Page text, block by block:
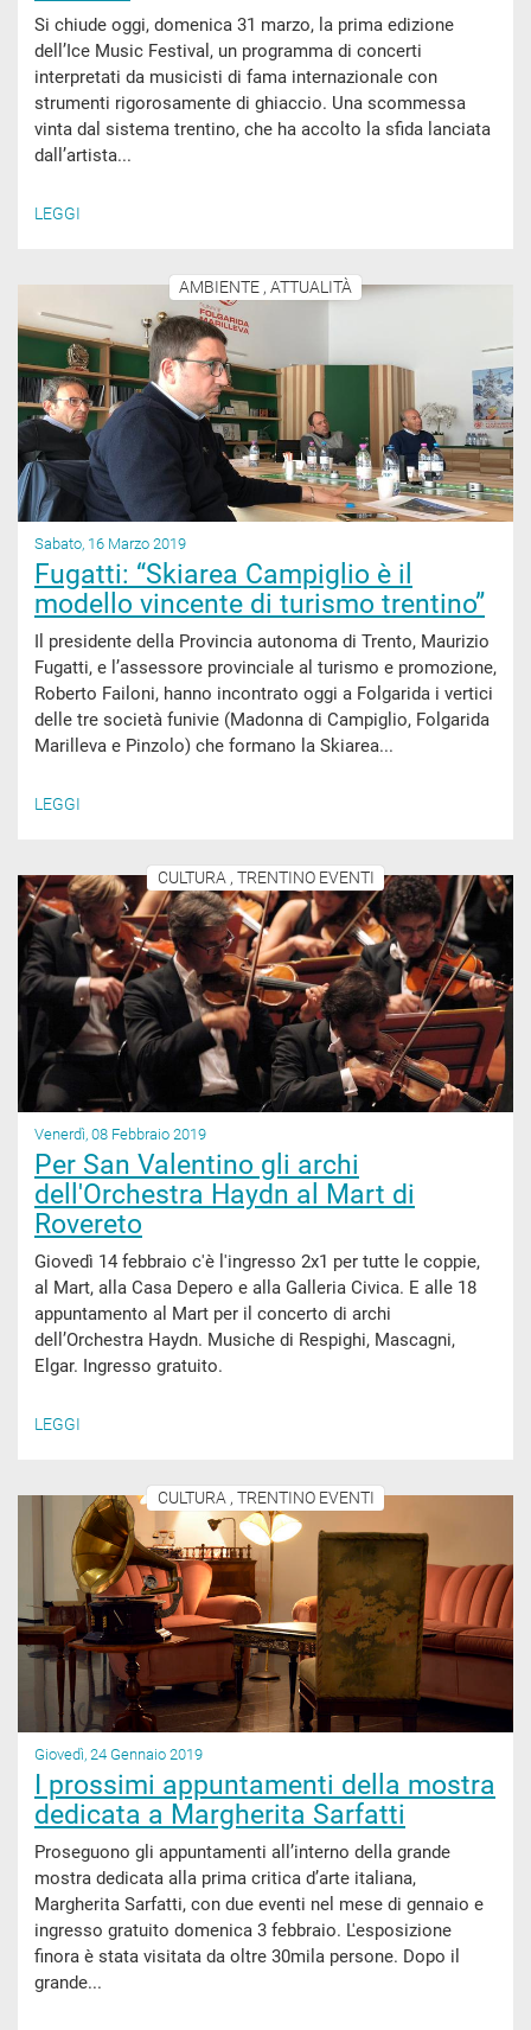
Si chiude oggi, domenica 31 marzo, la prima edizione
dell’Ice Music Festival, un programma di concerti
interpretati da musicisti di fama internazionale con
strumenti rigorosamente di ghiaccio. Una scommessa
vinta dal sistema trentino, che ha accolto la sfida lanciata
dall’artista...
LEGGI
AMBIENTE , ATTUALITÀ
Sabato, 16 Marzo 2019
Fugatti: “Skiarea Campiglio è il
modello vincente di turismo trentino”
Il presidente della Provincia autonoma di Trento, Maurizio
Fugatti, e l’assessore provinciale al turismo e promozione,
Roberto Failoni, hanno incontrato oggi a Folgarida i vertici
delle tre società funivie (Madonna di Campiglio, Folgarida
Marilleva e Pinzolo) che formano la Skiarea...
LEGGI
CULTURA , TRENTINO EVENTI
Venerdì, 08 Febbraio 2019
Per San Valentino gli archi
dell'Orchestra Haydn al Mart di
Rovereto
Giovedì 14 febbraio c'è l'ingresso 2x1 per tutte le coppie,
al Mart, alla Casa Depero e alla Galleria Civica. E alle 18
appuntamento al Mart per il concerto di archi
dell’Orchestra Haydn. Musiche di Respighi, Mascagni,
Elgar. Ingresso gratuito.
LEGGI
CULTURA , TRENTINO EVENTI
Giovedì, 24 Gennaio 2019
I prossimi appuntamenti della mostra
dedicata a Margherita Sarfatti
Proseguono gli appuntamenti all’interno della grande
mostra dedicata alla prima critica d’arte italiana,
Margherita Sarfatti, con due eventi nel mese di gennaio e
ingresso gratuito domenica 3 febbraio. L'esposizione
finora è stata visitata da oltre 30mila persone. Dopo il
grande...